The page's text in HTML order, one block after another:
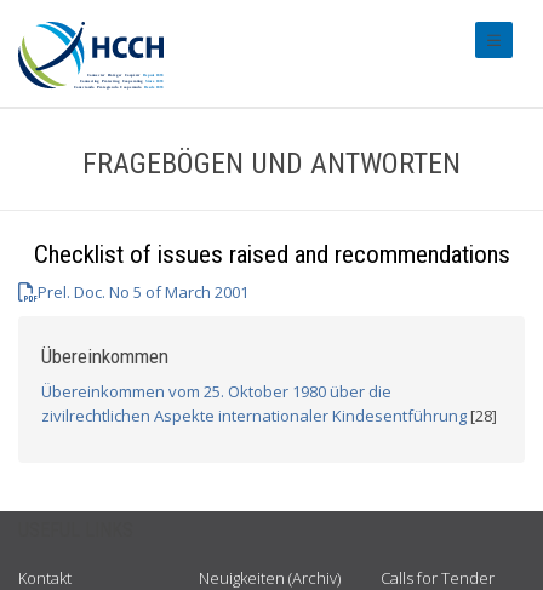
FRAGEBÖGEN UND ANTWORTEN
Checklist of issues raised and recommendations
Prel. Doc. No 5 of March 2001
Übereinkommen
Übereinkommen vom 25. Oktober 1980 über die
zivilrechtlichen Aspekte internationaler Kindesentführung[28]
Kontakt
Neuigkeiten (Archiv)
Calls for Tender